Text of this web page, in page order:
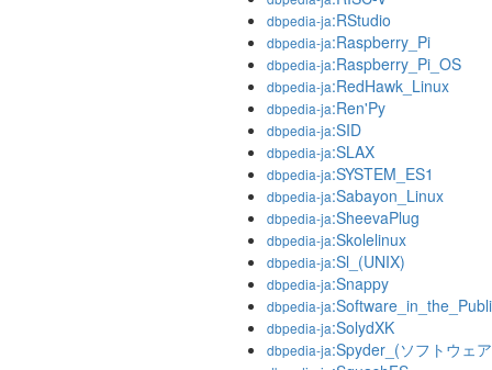
dbpedia-ja:RStudio
dbpedia-ja:Raspberry_Pi
dbpedia-ja:Raspberry_Pi_OS
dbpedia-ja:RedHawk_Linux
dbpedia-ja:Ren'Py
dbpedia-ja:SID
dbpedia-ja:SLAX
dbpedia-ja:SYSTEM_ES1
dbpedia-ja:Sabayon_Linux
dbpedia-ja:SheevaPlug
dbpedia-ja:Skolelinux
dbpedia-ja:Sl_(UNIX)
dbpedia-ja:Snappy
dbpedia-ja
dbpedia-ja:SolydXK
dbpedia-ja:Spyder_(ソフトウェ